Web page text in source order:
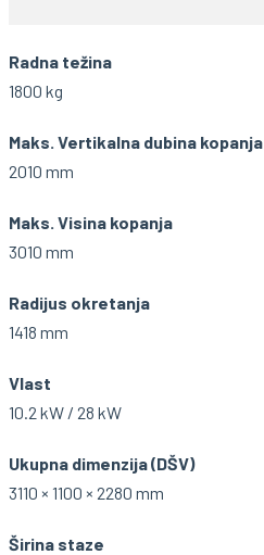
Radna težina
1800 kg
Maks. Vertikalna dubina kopanja
2010 mm
Maks. Visina kopanja
3010 mm
Radijus okretanja
1418 mm
Vlast
10.2 kW / 28 kW
Ukupna dimenzija (DŠV)
3110 × 1100 × 2280 mm
Širina staze